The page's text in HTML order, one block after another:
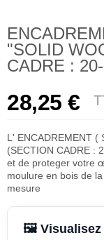
"SOLID
CADRE :
28,25 €
L' ENCADREMENT (
(SECTION CADRE :
et de proteger votre
moulure en bois de
mesure
🖼️ Visualisez